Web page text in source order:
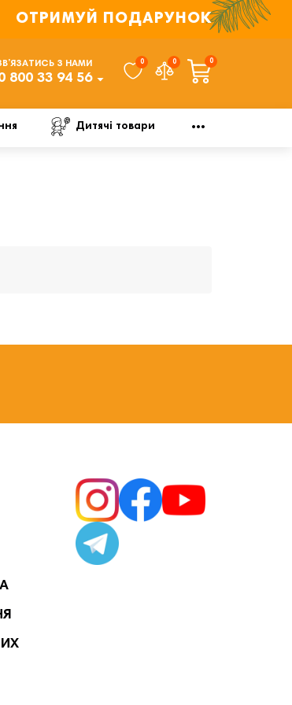
ОТРИМУЙ ПОДАРУНОК
З НАМИ
800 33 94 56
0 0 0
Дитячі товари